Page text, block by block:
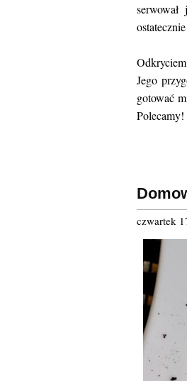
Jego
gotować
Polecamy!
czwartek